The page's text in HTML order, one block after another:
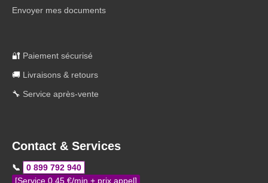
Envoyer mes documents
🔐 Paiement sécurisé
🚚 Livraisons & retours
🔧 Service après-vente
Contact & Services
📞
0 899 792 940
[Service 0,45 €/min + prix appel]